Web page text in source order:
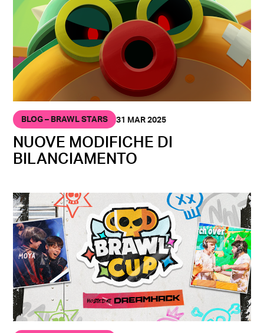
BLOG – BRAWL STARS 31 MAR 2025
NUOVE MODIFICHE DI
BILANCIAMENTO